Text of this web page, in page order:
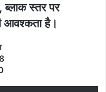
स्‍तर पर
आवश्‍कता है।